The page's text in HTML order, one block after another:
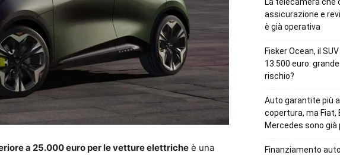
a 25.000 euro per le vetture elettriche è una
assicurazione e
è già operativa
Fisker Ocean, il
13.500 euro:
rischio?
Auto garantite più
copertura, ma Fiat,
Mercedes sono già
Finanziamento